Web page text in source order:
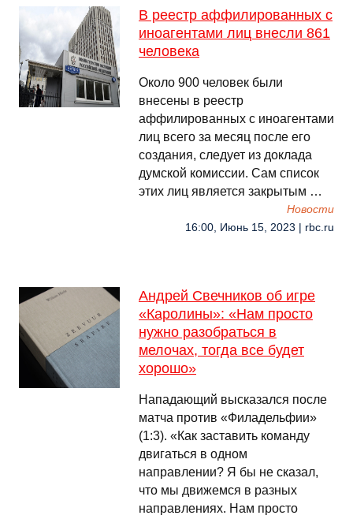
В реестр аффилированных с
иноагентами лиц внесли 861
человека
Около 900 человек были
внесены в реестр
аффилированных с иноагентами
лиц всего за месяц после его
создания, следует из доклада
думской комиссии. Сам список
этих лиц является закрытым …
Новости
16:00, Июнь 15, 2023 | rbc.ru
Андрей Свечников об игре
«Каролины»: «Нам просто
нужно разобраться в
мелочах, тогда все будет
хорошо»
Нападающий высказался после
матча против «Филадельфии»
(1:3). «Как заставить команду
двигаться в одном
направлении? Я бы не сказал,
что мы движемся в разных
направлениях. Нам просто